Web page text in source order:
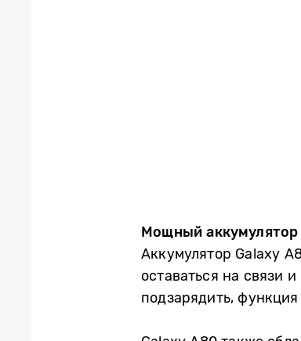
Мощный аккумулятор
Аккумулятор Galaxy
оставаться на связи
подзарядить,